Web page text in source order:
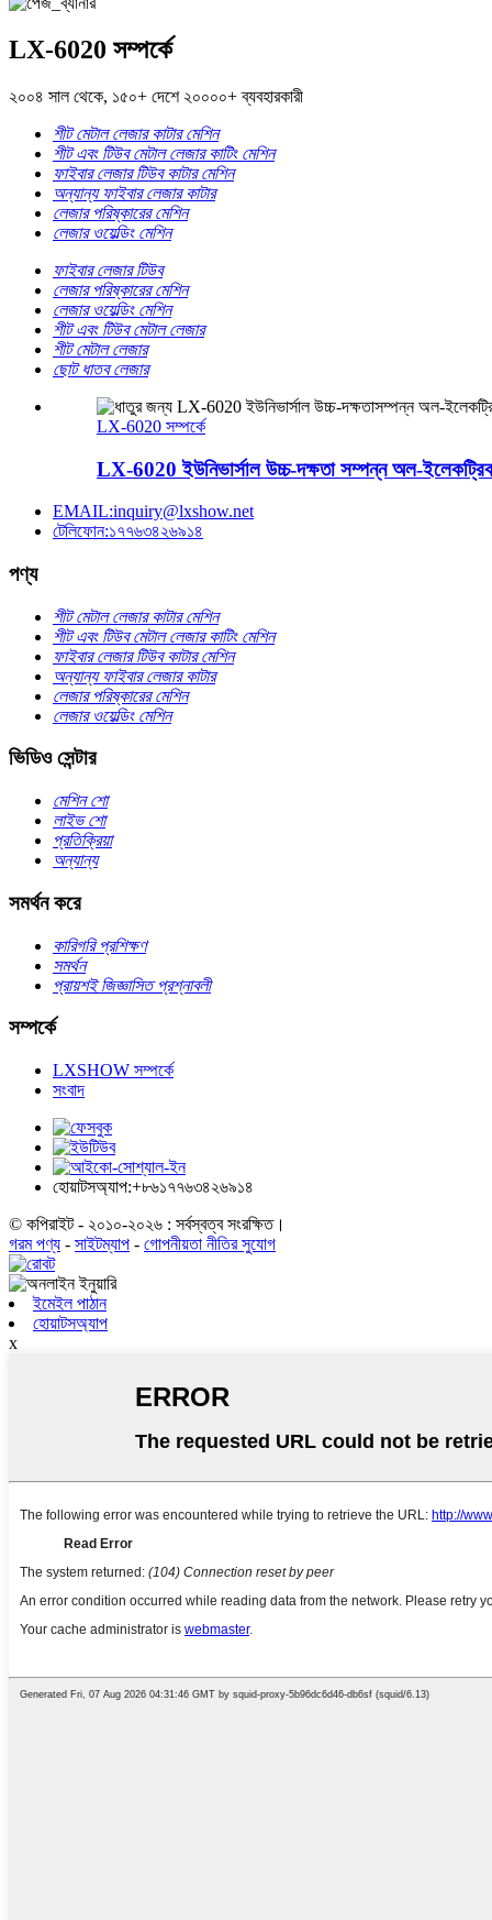
LX-6020 সম্পর্কে
২০০৪ সাল থেকে, ১৫০+ দেশে ২০০০০+ ব্যবহারকারী
শীট মেটাল লেজার কাটার মেশিন
শীট এবং টিউব মেটাল লেজার কাটিং মেশিন
ফাইবার লেজার টিউব কাটার মেশিন
অন্যান্য ফাইবার লেজার কাটার
লেজার পরিষ্কারের মেশিন
লেজার ওয়েল্ডিং মেশিন
ফাইবার লেজার টিউব
লেজার পরিষ্কারের মেশিন
লেজার ওয়েল্ডিং মেশিন
শীট এবং টিউব মেটাল লেজার
শীট মেটাল লেজার
ছোট ধাতব লেজার
LX-6020 সম্পর্কে
LX-6020 ইউনিভার্সাল উচ্চ-দক্ষতা সম্পন্ন অল-ইলেকট্রিক
EMAIL:inquiry@lxshow.net
টেলিফোন:১৭৭৬৩৪২৬৯১৪
পণ্য
শীট মেটাল লেজার কাটার মেশিন
শীট এবং টিউব মেটাল লেজার কাটিং মেশিন
ফাইবার লেজার টিউব কাটার মেশিন
অন্যান্য ফাইবার লেজার কাটার
লেজার পরিষ্কারের মেশিন
লেজার ওয়েল্ডিং মেশিন
ভিডিও সেন্টার
মেশিন শো
লাইভ শো
প্রতিক্রিয়া
অন্যান্য
সমর্থন করে
কারিগরি প্রশিক্ষণ
সমর্থন
প্রায়শই জিজ্ঞাসিত প্রশ্নাবলী
সম্পর্কে
LXSHOW সম্পর্কে
সংবাদ
হোয়াটসঅ্যাপ:+৮৬১৭৭৬৩৪২৬৯১৪
© কপিরাইট - ২০১০-২০২৬ : সর্বস্বত্ব সংরক্ষিত।
গরম পণ্য - সাইটম্যাপ - গোপনীয়তা নীতির সুযোগ
ইমেইল পাঠান
হোয়াটসঅ্যাপ
x